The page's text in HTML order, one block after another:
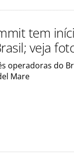
tem
veja
operadoras do
Mare